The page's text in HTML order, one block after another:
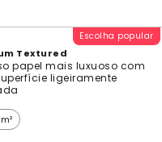
Escolha popular
Textured
papel mais luxuoso com
ligeiramente